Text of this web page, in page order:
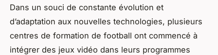
Dans un souci de constante évolution et
d’adaptation aux nouvelles technologies, plusieurs
centres de formation de football ont commencé à
intégrer des jeux vidéo dans leurs programmes